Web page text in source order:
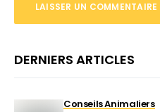
DERNIERS ARTICLES
Conseils Animaliers